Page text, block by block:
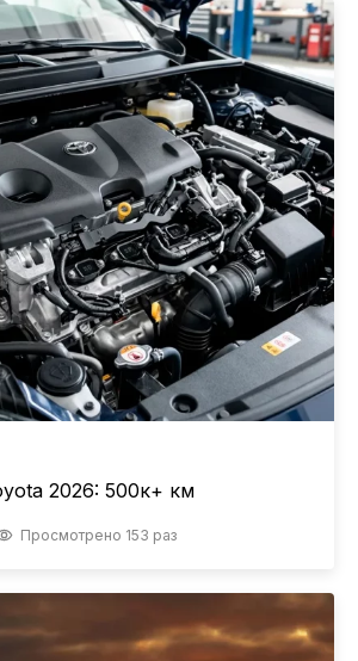
2026: 500к+ км
Просмотрено 153 раз